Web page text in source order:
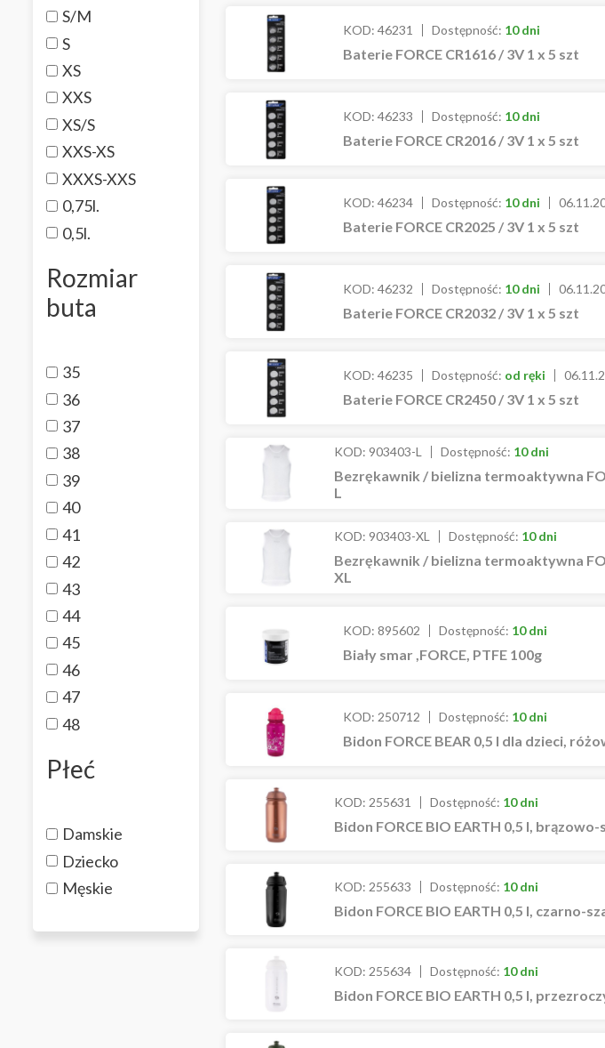
S/M
S
XS
XXS
XS/S
XXS-XS
XXXS-XXS
0,75l.
0,5l.
Rozmiar
buta
35
36
37
38
39
40
41
42
43
44
45
46
47
48
Płeć
Damskie
Dziecko
Męskie
KOD: 46231 Dostępność: 10 dni
Baterie FORCE CR1616 / 3V 1 x 5 szt
KOD: 46233 Dostępność: 10 dni
Baterie FORCE CR2016 / 3V 1 x 5 szt
KOD: 46234 Dostępność: 10 dni
Baterie FORCE CR2025 / 3V 1 x 5 szt
KOD: 46232 Dostępność: 10 dni
Baterie FORCE CR2032 / 3V 1 x 5 szt
KOD: 46235 Dostępność: od ręki
Baterie FORCE CR2450 / 3V 1 x 5 szt
KOD: 903403-L Dostępność: 10 dni
Bezrękawnik / bielizna termoaktywna
L
KOD: 903403-XL Dostępność: 10 dni
Bezrękawnik / bielizna termoaktywna
XL
KOD: 895602 Dostępność: 10 dni
Biały smar ,FORCE, PTFE 100g
KOD: 250712 Dostępność: 10 dni
Bidon FORCE BEAR 0,5 l dla dzieci,
KOD: 255631 Dostępność: 10 dni
Bidon FORCE BIO EARTH 0,5 l,
KOD: 255633 Dostępność: 10 dni
Bidon FORCE BIO EARTH 0,5 l, czarno-
KOD: 255634 Dostępność: 10 dni
Bidon FORCE BIO EARTH 0,5 l,